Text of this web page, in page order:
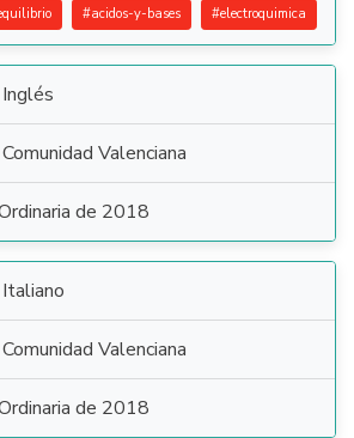
#acidos-y-bases #electroquimica
Inglés
Comunidad Valenciana
de 2018
Italiano
Comunidad Valenciana
de 2018